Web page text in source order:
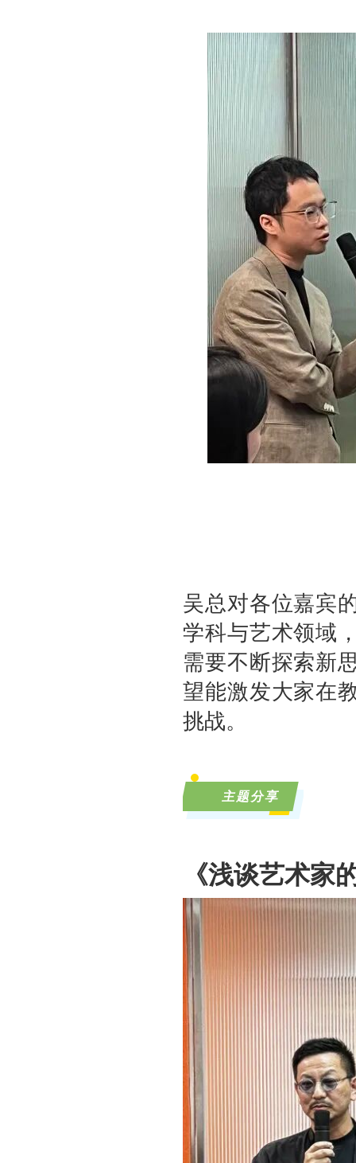
吴总对各位嘉宾
学科与艺术领域
需要不断探索新
望能激发大家在
挑战。
主题分享
《浅谈艺术家